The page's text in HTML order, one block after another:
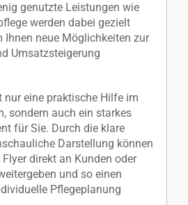
genutzte Leistungen wie
werden dabei gezielt
Ihnen neue Möglichkeiten zur
Umsatzsteigerung
nur eine praktische Hilfe im
sondern auch ein starkes
für Sie. Durch die klare
Darstellung können
Flyer direkt an Kunden oder
und so einen
Pflegeplanung